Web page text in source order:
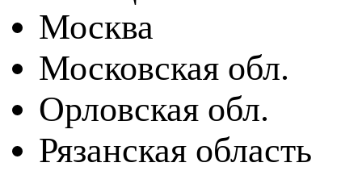
Москва
Московская обл.
Орловская обл.
Рязанская область